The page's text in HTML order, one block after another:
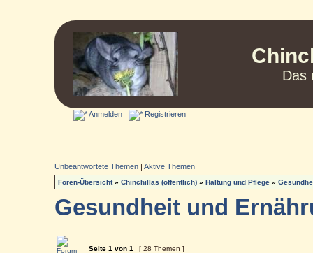
Das
Anmelden Registrieren
Unbeantwortete Themen |Aktive Themen
Foren-Übersicht»Chinchillas (öffentlich) »Haltung und Pflege »
Gesundheit und
Seite1 von1 [ 28 Themen ]